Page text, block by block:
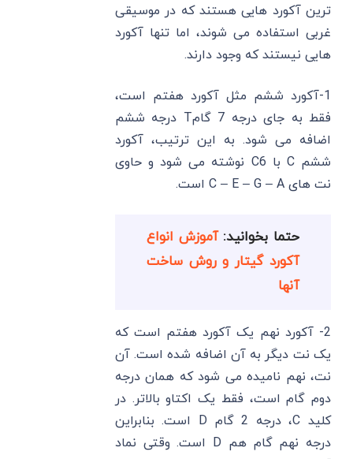
‌ترین آکورد هایی هستند که در موسیقی
غربی استفاده می‌ شوند، اما تنها آکورد
هایی نیستند که وجود دارند.
1-آکورد ششم مثل آکورد هفتم است،
فقط به جای درجه 7 گامT درجه ششم
اضافه می شود. به این ترتیب، آکورد
ششم C با C6 نوشته می شود و حاوی
نت های C – E – G – A است.
حتما بخوانید:آموزش انواع
آکورد گیتار و روش ساخت
آنها
2- آکورد نهم یک آکورد هفتم است که
یک نت دیگر به آن اضافه شده است. آن
نت، نهم نامیده می شود که همان درجه
دوم گام است، فقط یک اکتاو بالاتر. در
کلید C، درجه 2 گام D است. بنابراین
درجه نهم گام هم D است. وقتی نماد